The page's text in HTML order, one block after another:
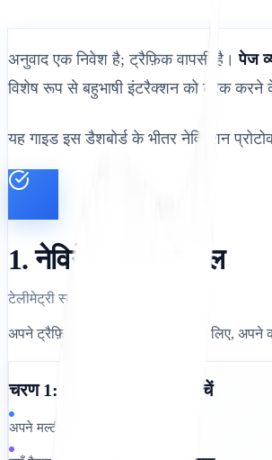
अनुवाद एक निवेश है; ट्रैफ़िक वापसी है।पेज
विशेष रूप से बहुभाषी इंटरैक्शन को ट्रैक करने
यह गाइड इस डैशबोर्ड के भीतर नेविगेशन
1. नेविगेशन प्रोटोकॉल
टेलीमेट्री स्ट्रीम तक पहुँचना।
अपने ट्रैफ़िक जनसांख्यिकी को देखने के लिए,
चरण 1: प्रोजेक्ट संदर्भ तक पहुँचें
अपने मल्टीलिपी डैशबोर्ड में लॉग इन करें।